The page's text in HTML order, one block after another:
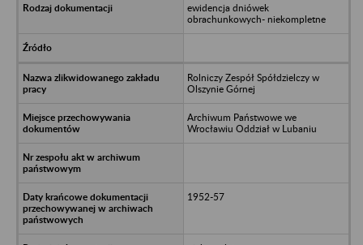
ewidencja dniówek
obrachunkowych- niekompletne
Rolniczy Zespół Spółdzielczy w
Olszynie Górnej
Archiwum Państwowe we
Wrocławiu Oddział w Lubaniu
1952-57